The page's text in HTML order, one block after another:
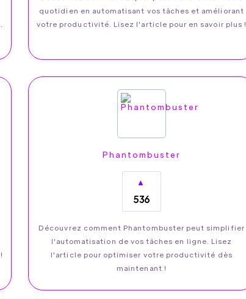
quotidien en automatisant vos tâches et améliorant
votre productivité. Lisez l'article pour en savoir plus !
Phantombuster
▲
536
Découvrez comment Phantombuster peut simplifier
l'automatisation de vos tâches en ligne. Lisez
l'article pour optimiser votre productivité dès
maintenant !